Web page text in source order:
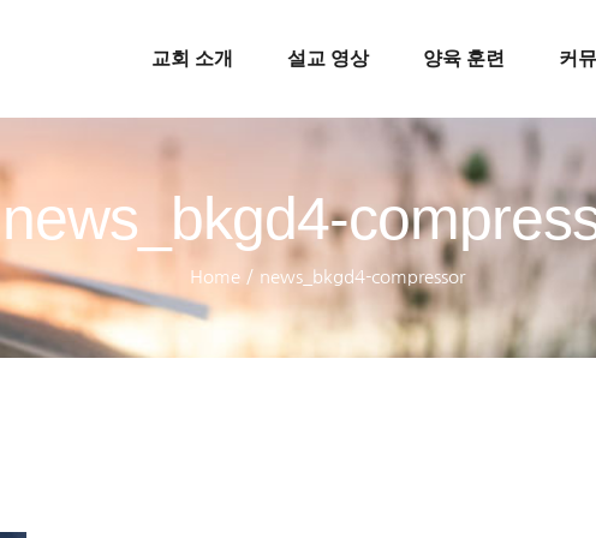
교회 소개 설교 영상 양육 훈련 커
news_bkgd4-
Home / news_bkgd4-compressor